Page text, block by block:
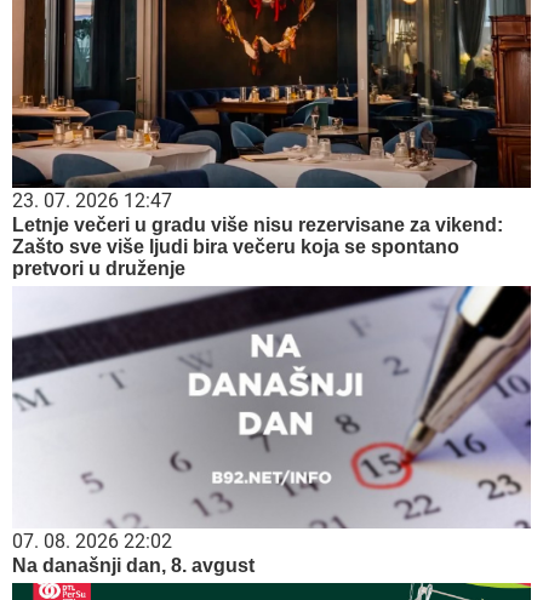
23. 07. 2026 12:47
Letnje večeri u gradu više nisu rezervisane za vikend:
Zašto sve više ljudi bira večeru koja se spontano
pretvori u druženje
07. 08. 2026 22:02
Na današnji dan, 8. avgust